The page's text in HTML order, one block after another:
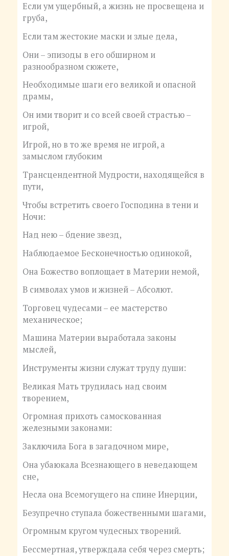
Если ум ущербный, а жизнь не просвещена и
груба,
Если там жестокие маски и злые дела,
Они – эпизоды в его обширном и
разнообразном сюжете,
Необходимые шаги его великой и опасной
драмы,
Он ими творит и со всей своей страстью –
игрой,
Игрой, но в то же время не игрой, а
замыслом глубоким
Трансцендентной Мудрости, находящейся в
пути,
Чтобы встретить своего Господина в тени и
Ночи:
Над нею – бдение звезд,
Наблюдаемое Бесконечностью одинокой,
Она Божество воплощает в Материи немой,
В символах умов и жизней – Абсолют.
Торговец чудесами – ее мастерство
механическое;
Машина Материи выработала законы
мыслей,
Инструменты жизни служат труду души:
Великая Мать трудилась над своим
творением,
Огромная прихоть самоскованная
железными законами:
Заключила Бога в загадочном мире,
Она убаюкала Всезнающего в неведающем
сне,
Несла она Всемогущего на спине Инерции,
Безупречно ступала божественными шагами,
Огромным кругом чудесных творений.
Бессмертная, утверждала себя через смерть;